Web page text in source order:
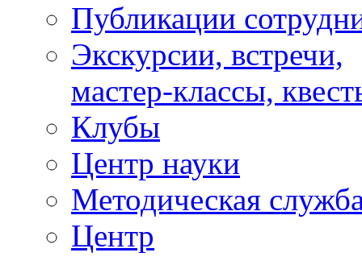
Публикации
Экскурсии, встречи,
мастер-классы,
Клубы
Центр науки
Методическая
Центр